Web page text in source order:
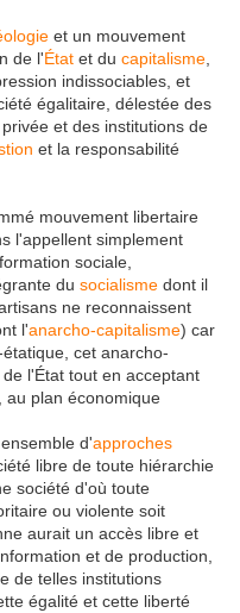
et un mouvement
de l'État et du capitalisme
indissociables, et
égalitaire, délestée des
et des institutions de
et la responsabilité
mouvement libertaire
l'appellent simplement
sociale,
du socialisme dont il
ne reconnaissent
l'anarcho-capitalisme) car
cet anarcho-
l'État tout en acceptant
au plan économique
d'approches
libre de toute hiérarchie
société d'où toute
ou violente soit
aurait un accès libre et
et de production,
de telles institutions
égalité et cette liberté